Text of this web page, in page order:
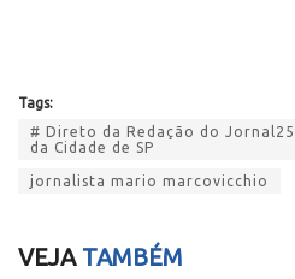
Tags:
# Direto da Redação do
da Cidade de SP
jornalista mario marcovicchio
VEJATAMBÉM